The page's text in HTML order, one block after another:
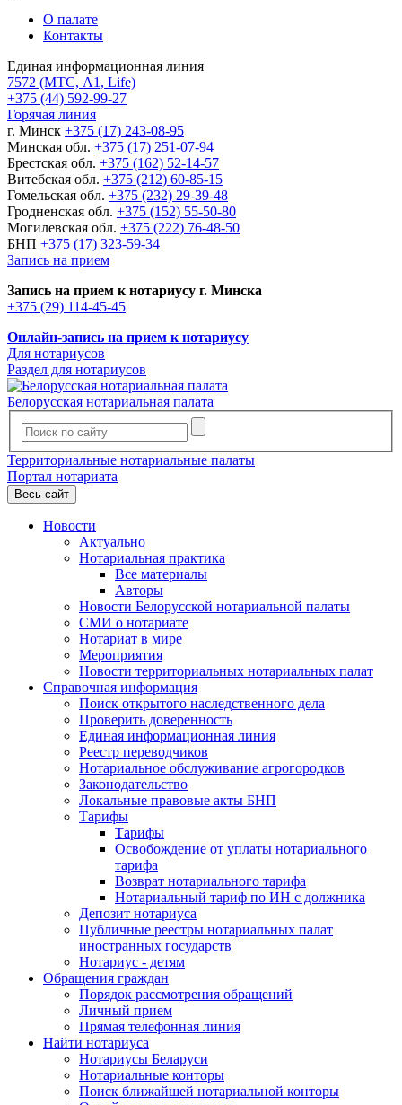
О палате
Контакты
Единая информационная линия
7572 (МТС, A1, Life)
+375 (44) 592-99-27
Горячая линия
г. Минск +375 (17) 243-08-95
Минская обл. +375 (17) 251-07-94
Брестская обл. +375 (162) 52-14-57
Витебская обл. +375 (212) 60-85-15
Гомельская обл. +375 (232) 29-39-48
Гродненская обл. +375 (152) 55-50-80
Могилевская обл. +375 (222) 76-48-50
БНП +375 (17) 323-59-34
Запись на прием
Запись на прием к нотариусу г. Минска
+375 (29) 114-45-45
Онлайн-запись на прием к нотариусу
Для нотариусов
Раздел для нотариусов
Белорусская нотариальная палата
Территориальные нотариальные палаты
Портал нотариата
Весь сайт
Новости
Актуально
Нотариальная практика
Все материалы
Авторы
Новости Белорусской нотариальной палаты
СМИ о нотариате
Нотариат в мире
Мероприятия
Новости территориальных нотариальных палат
Справочная информация
Поиск открытого наследственного дела
Проверить доверенность
Единая информационная линия
Реестр переводчиков
Нотариальное обслуживание агрогородков
Законодательство
Локальные правовые акты БНП
Тарифы
Тарифы
Освобождение от уплаты нотариального
тарифа
Возврат нотариального тарифа
Нотариальный тариф по ИН с должника
Депозит нотариуса
Публичные реестры нотариальных палат
иностранных государств
Нотариус - детям
Обращения граждан
Порядок рассмотрения обращений
Личный прием
Прямая телефонная линия
Найти нотариуса
Нотариусы Беларуси
Нотариальные конторы
Поиск ближайшей нотариальной конторы